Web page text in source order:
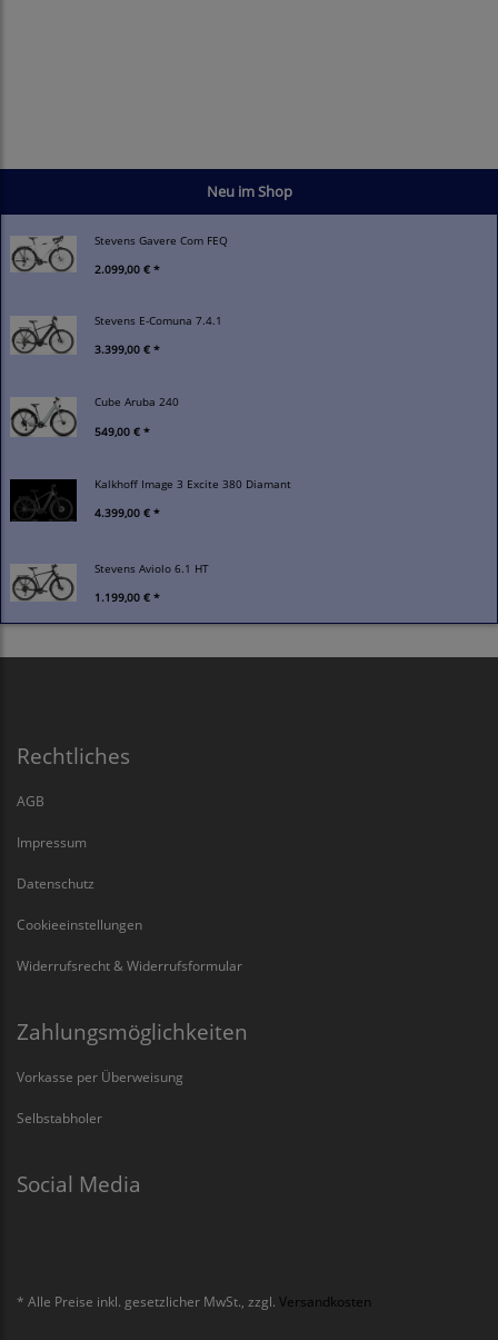
Neu im Shop
Stevens Gavere Com FEQ
2.099,00 € *
Stevens E-Comuna 7.4.1
3.399,00 € *
Cube Aruba 240
549,00 € *
Kalkhoff Image 3 Excite 380 Diamant
4.399,00 € *
Stevens Aviolo 6.1 HT
1.199,00 € *
Rechtliches
AGB
Impressum
Datenschutz
Cookieeinstellungen
Widerrufsrecht & Widerrufsformular
Zahlungsmöglichkeiten
Vorkasse per Überweisung
Selbstabholer
Social Media
* Alle Preise inkl. gesetzlicher MwSt., zzgl. Versandkosten